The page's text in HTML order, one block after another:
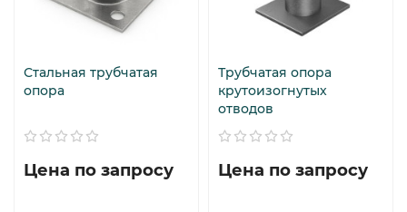
Стальная трубчатая
опора
Цена по запросу
Трубчатая опора
крутоизогнутых
отводов
Цена по запросу